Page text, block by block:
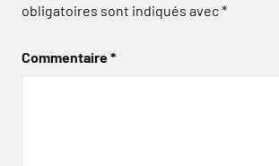
obligatoires sont indiqués avec*
Commentaire*